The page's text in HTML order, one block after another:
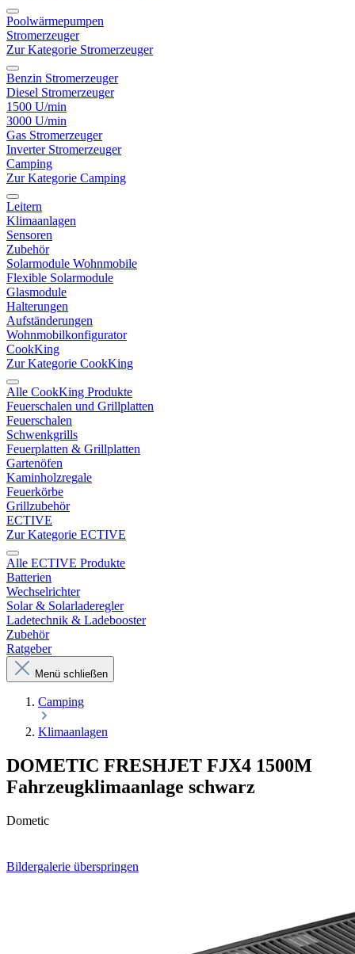
Poolwärmepumpen
Stromerzeuger
Zur Kategorie Stromerzeuger
Benzin Stromerzeuger
Diesel Stromerzeuger
1500 U/min
3000 U/min
Gas Stromerzeuger
Inverter Stromerzeuger
Camping
Zur Kategorie Camping
Leitern
Klimaanlagen
Sensoren
Zubehör
Solarmodule Wohnmobile
Flexible Solarmodule
Glasmodule
Halterungen
Aufständerungen
Wohnmobilkonfigurator
CookKing
Zur Kategorie CookKing
Alle CookKing Produkte
Feuerschalen und Grillplatten
Feuerschalen
Schwenkgrills
Feuerplatten & Grillplatten
Gartenöfen
Kaminholzregale
Feuerkörbe
Grillzubehör
ECTIVE
Zur Kategorie ECTIVE
Alle ECTIVE Produkte
Batterien
Wechselrichter
Solar & Solarladeregler
Ladetechnik & Ladebooster
Zubehör
Ratgeber
Menü schließen
Camping
Klimaanlagen
DOMETIC FRESHJET FJX4 1500M
Fahrzeugklimaanlage schwarz
Dometic
Bildergalerie überspringen